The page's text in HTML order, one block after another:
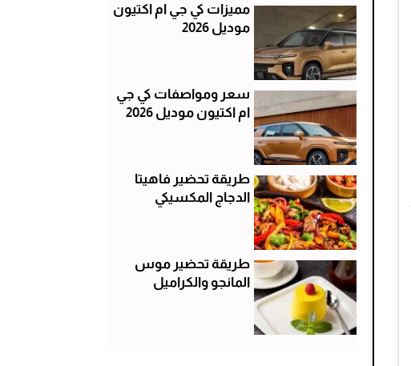
مميزات كي جي ام اكتيون
موديل 2026
سعر ومواصفات كي جي
ام اكتيون موديل 2026
طريقة تحضير فاهيتا
الدجاج المكسيكي
طريقة تحضير موس
المانجو والكراميل